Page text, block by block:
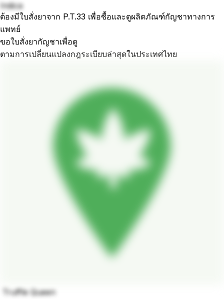
Indica
ต้องมีใบสั่งยาจาก P.T.33 เพื่อซื้อและดูผลิตภัณฑ์กัญชาทางการ
แพทย์
ขอใบสั่งยากัญชาเพื่อดู
ตามการเปลี่ยนแปลงกฎระเบียบล่าสุดในประเทศไทย
Truffle Queen